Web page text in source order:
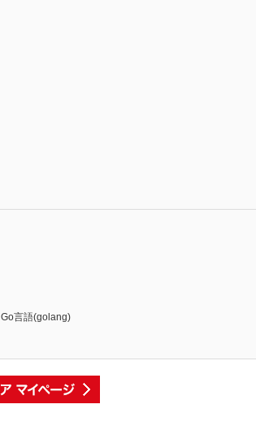
Go言語(golang)